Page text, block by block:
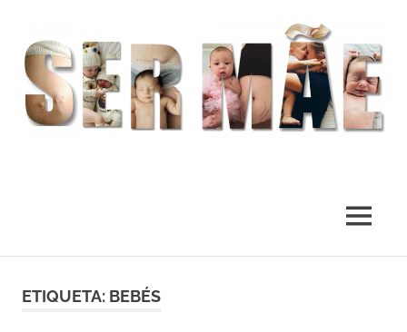
MENU
ETIQUETA: BEBÉS